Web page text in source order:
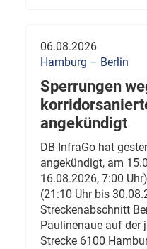
06.08.2026
Hamburg – Berlin
Sperrungen
angekündigt
DB InfraGo hat
angekündigt, am
16.08.2026, 7:00
(21:10 Uhr bis
Streckenabschnitt
Paulinenaue auf der
Strecke 6100